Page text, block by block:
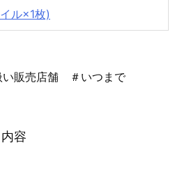
ル×1枚)
販売店舗 ＃いつまで
容